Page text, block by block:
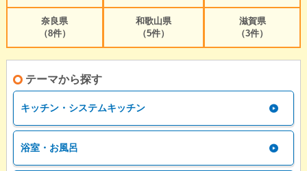
奈良県
（8件）
和歌山県
（5件）
滋賀県
（3件）
テーマから探す
キッチン・システムキッチン
浴室・お風呂